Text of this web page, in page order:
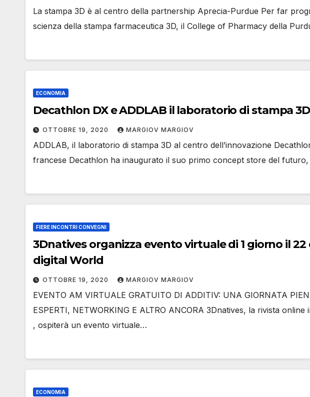
La stampa 3D è al centro della partnership Aprecia-Purdue Per far
scienza della stampa farmaceutica 3D, il College of Pharmacy della
ECONOMIA
Decathlon DX e ADDLAB il laboratorio di stampa
OTTOBRE 19, 2020 MARGIOV MARGIOV
ADDLAB, il laboratorio di stampa 3D al centro dell’innovazione
francese Decathlon ha inaugurato il suo primo concept store del
FIERE INCONTRI CONVEGNI
3Dnatives organizza evento virtuale di 1 giorno il
digital World
OTTOBRE 19, 2020 MARGIOV MARGIOV
EVENTO AM VIRTUALE GRATUITO DI ADDITIV: UNA GIORNATA
ESPERTI, NETWORKING E ALTRO ANCORA 3Dnatives, la rivista
, ospiterà un evento virtuale…
ECONOMIA